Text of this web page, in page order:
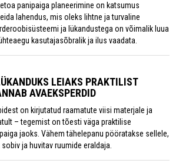
panipaiga planeerimine on katsumus
lahendus, mis oleks lihtne ja turvaline
ja lükandustega on võimalik luua
kasutajasõbralik ja ilus vaadata.
LEIAKS PRAKTILIST
AVAEKSPERDID
on kirjutatud raamatute viisi materjale ja
– tegemist on tõesti väga praktilise
jaoks. Vähem tähelepanu pööratakse sellele,
ja huvitav ruumide eraldaja.